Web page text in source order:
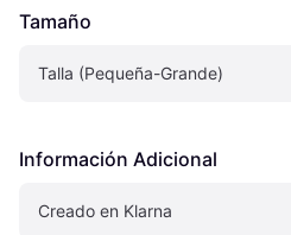
Tamaño
Talla (Pequeña-Grande)
Información Adicional
Creado en Klarna